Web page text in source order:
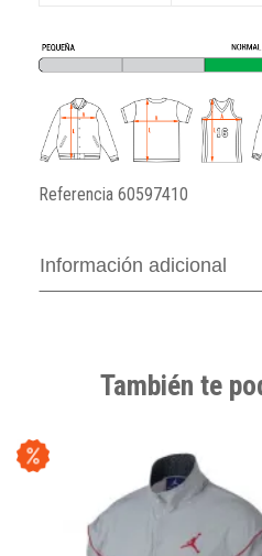
Referencia 60597410
Información adicional
También te